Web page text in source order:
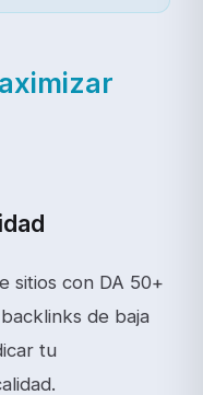
sitios con DA 50+
de baja
tu